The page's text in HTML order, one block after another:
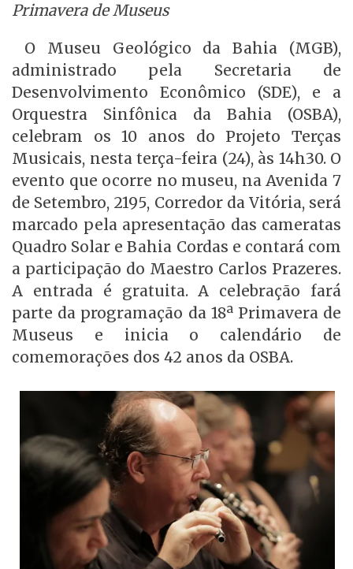
Primavera de Museus
O Museu Geológico da Bahia (MGB),
administrado pela Secretaria de
Desenvolvimento Econômico (SDE), e a
Orquestra Sinfônica da Bahia (OSBA),
celebram os 10 anos do Projeto Terças
Musicais, nesta terça-feira (24), às 14h30. O
evento que ocorre no museu, na Avenida 7
de Setembro, 2195, Corredor da Vitória, será
marcado pela apresentação das cameratas
Quadro Solar e Bahia Cordas e contará com
a participação do Maestro Carlos Prazeres.
A entrada é gratuita. A celebração fará
parte da programação da 18ª Primavera de
Museus e inicia o calendário de
comemorações dos 42 anos da OSBA.